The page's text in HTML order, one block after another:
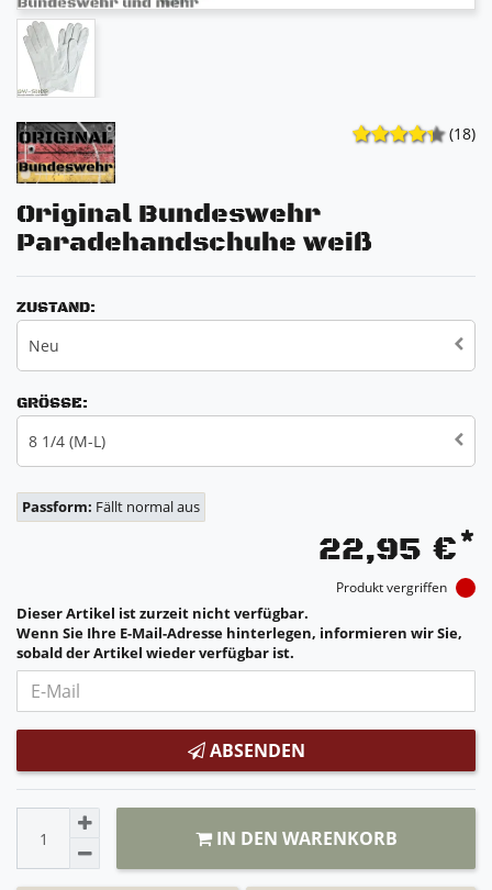
(18)
Original Bundeswehr
Paradehandschuhe weiß
ZUSTAND:
Neu
GRÖSSE:
8 1/4 (M-L)
Passform: Fällt normal aus
22,95 €*
Produkt vergriffen
Dieser Artikel ist zurzeit nicht verfügbar.
Wenn Sie Ihre E-Mail-Adresse hinterlegen, informieren wir Sie,
sobald der Artikel wieder verfügbar ist.
ABSENDEN
IN DEN WARENKORB